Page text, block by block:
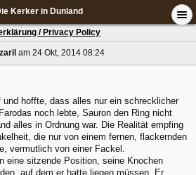
Kerker in Dunland
/ Privacy Policy
am 24 Okt, 2014 08:24
hoffte, dass alles nur ein schrecklicher
noch lebte, Sauron den Ring nicht
alles in Ordnung war. Die Realität empfing
die nur von einem fernen, flackernden
vermutlich von einer Fackel.
eine sitzende Position, seine Knochen
auf dem er hatte liegen müssen. Er